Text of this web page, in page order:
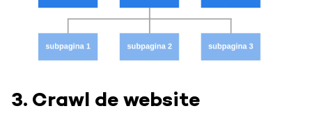
3. Crawl de website